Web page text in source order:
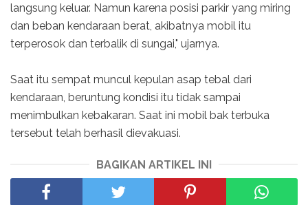
langsung keluar. Namun karena posisi parkir yang miring
dan beban kendaraan berat, akibatnya mobil itu
terperosok dan terbalik di sungai," ujarnya.
Saat itu sempat muncul kepulan asap tebal dari
kendaraan, beruntung kondisi itu tidak sampai
menimbulkan kebakaran. Saat ini mobil bak terbuka
tersebut telah berhasil dievakuasi.
BAGIKAN ARTIKEL INI